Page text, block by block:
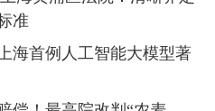
准
海首例人工智能大模型著